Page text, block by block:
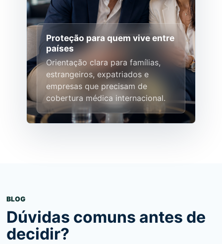
Proteção para quem vive entre
países
Orientação clara para famílias,
estrangeiros, expatriados e
empresas que precisam de
cobertura médica internacional.
BLOG
Dúvidas comuns antes de
decidir?